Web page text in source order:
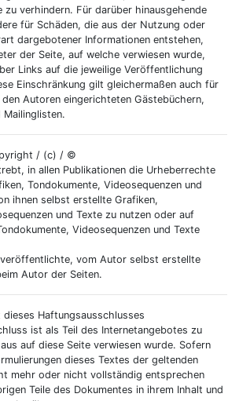
verhindern. Für darüber hinausgehende
für Schäden, die aus der Nutzung oder
dargebotener Informationen entstehen,
der Seite, auf welche verwiesen wurde,
Links auf die jeweilige Veröffentlichung
Einschränkung gilt gleichermaßen auch für
Autoren eingerichteten Gästebüchern,
Mailinglisten.
/ (c) / ©
in allen Publikationen die Urheberrechte
Tondokumente, Videosequenzen und
ihnen selbst erstellte Grafiken,
und Texte zu nutzen oder auf
Videosequenzen und Texte
vom Autor selbst erstellte
Autor der Seiten.
Haftungsausschlusses
ist als Teil des Internetangebotes zu
auf diese Seite verwiesen wurde. Sofern
dieses Textes der geltenden
mehr oder nicht vollständig entsprechen
Teile des Dokumentes in ihrem Inhalt und